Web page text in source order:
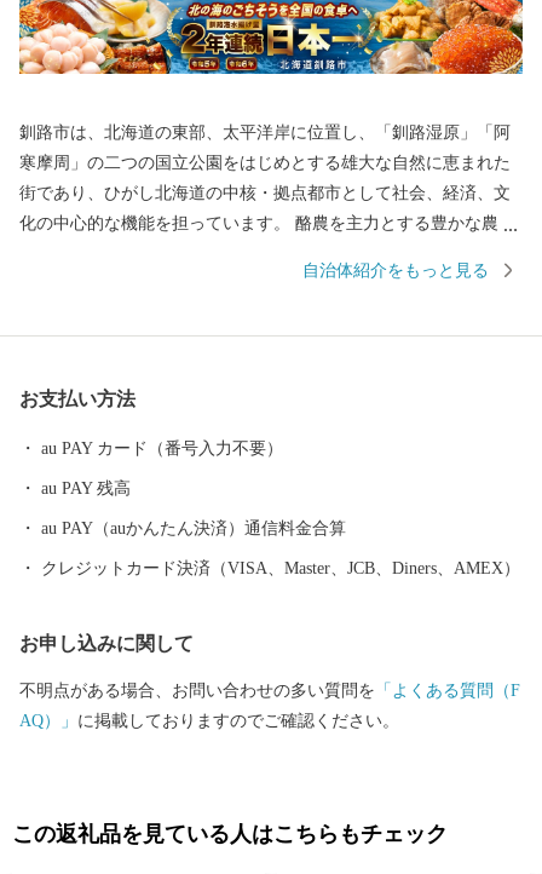
釧路市は、北海道の東部、太平洋岸に位置し、「釧路湿原」「阿
寒摩周」の二つの国立公園をはじめとする雄大な自然に恵まれた
街であり、ひがし北海道の中核・拠点都市として社会、経済、文
化の中心的な機能を担っています。 酪農を主力とする豊かな農業
を誇る水産業など、日本の食料基地といえる地域です。 安全・安
製紙工場のほか、全国唯一の石炭鉱業所が操業しており地域の主
められている北海道横断自動車道(高速道路)の完成により今後、飛
躍的に物流機能が高まるものと期待されています。 また、特別天
然記念物｢タンチョウ｣や「阿寒湖のマリモ」をはじめとする世界
滞在にも適した地域と言えます。 ＜ワンストップ申請書送付先＞
自治体紹介をもっと見る
お支払い方法
au PAY カード（番号入力不要）
au PAY 残高
au PAY（auかんたん決済）通信料金合算
クレジットカード決済（VISA、Master、JCB、Diners、AMEX）
お申し込みに関して
不明点がある場合、お問い合わせの多い質問を 「よくある質問（F
AQ）」 に掲載しておりますのでご確認ください。
この返礼品を見ている人はこちらもチェック